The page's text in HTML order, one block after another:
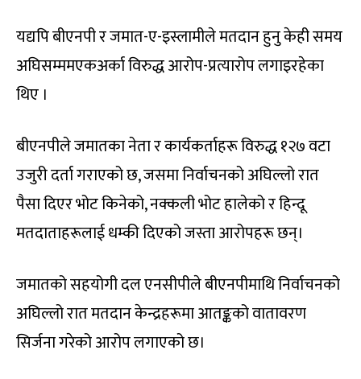
यद्यपि बीएनपी र जमात-ए-इस्लामीले मतदान हुनु केही समय
अघिसम्ममएकअर्का विरुद्ध आरोप-प्रत्यारोप लगाइरहेका
थिए ।
बीएनपीले जमातका नेता र कार्यकर्ताहरू विरुद्ध १२७ वटा
उजुरी दर्ता गराएको छ, जसमा निर्वाचनको अघिल्लो रात
पैसा दिएर भोट किनेको, नक्कली भोट हालेको र हिन्दू
मतदाताहरूलाई धम्की दिएको जस्ता आरोपहरू छन्।
जमातको सहयोगी दल एनसीपीले बीएनपीमाथि निर्वाचनको
अघिल्लो रात मतदान केन्द्रहरूमा आतङ्कको वातावरण
सिर्जना गरेको आरोप लगाएको छ।